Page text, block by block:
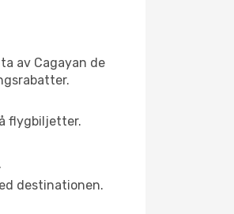
av Cagayan de
flygbiljetter.
destinationen.